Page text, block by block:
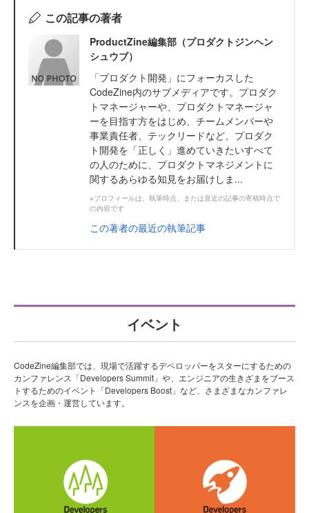
この記事の著者
ProductZine編集部（プロダクトジンヘン
シュウブ）
「プロダクト開発」にフォーカスした
CodeZine内のサブメディアです。プロダク
トマネージャーや、プロダクトマネージャ
ーを目指す方をはじめ、チームメンバーや
事業責任者、テックリードなど、プロダク
ト開発を「正しく」進めていきたいすべて
の人のために、プロダクトマネジメントに
関するあらゆる知見をお届けしま...
※プロフィールは、執筆時点、または直近の記事の寄稿時点で
の内容です
この著者の最近の執筆記事
イベント
CodeZine編集部では、現場で活躍するデベロッパーをスターにするための
カンファレンス「Developers Summit」や、エンジニアの生きざまをブース
トするためのイベント「Developers Boost」など、さまざまなカンファレ
ンスを企画・運営しています。